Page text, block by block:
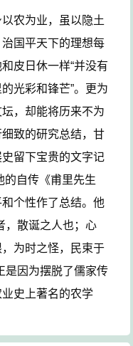
农为业，虽以隐土
国平天下的理想每
皮日休一样“并没有
光彩和锋芒”。更为
，却能将历来不为
致的研究总结，甘
留下宝贵的文字记
的自传《甫里先生
个性作了总结。他
，散诞之人也；心
为时之怪，民束于
是因为摆脱了儒家传
史上著名的农学